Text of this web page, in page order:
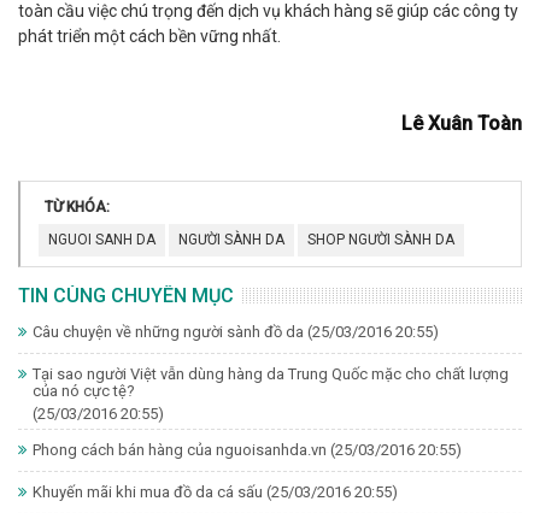
toàn cầu việc chú trọng đến dịch vụ khách hàng sẽ giúp các công ty
phát triển một cách bền vững nhất.
Lê Xuân Toàn
TỪ KHÓA:
NGUOI SANH DA
NGƯỜI SÀNH DA SHOP NGƯỜI SÀNH DA
TIN CÙNG CHUYÊN MỤC
Câu chuyện về những người sành đồ da (25/03/2016 20:55)
Tại sao người Việt vẫn dùng hàng da Trung Quốc mặc cho chất lượng
của nó cực tệ?
(25/03/2016 20:55)
Phong cách bán hàng của nguoisanhda.vn (25/03/2016 20:55)
Khuyến mãi khi mua đồ da cá sấu (25/03/2016 20:55)